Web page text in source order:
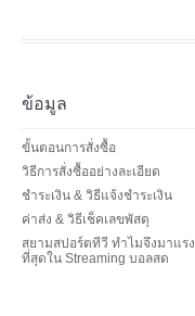
ข้อมูล
ขั้นตอนการสั่งซื้อ
วิธีการสั่งซื้ออย่างละเอียด
ชำระเงิน & วิธีแจ้งชำระเงิน
ค่าส่ง & วิธีเช็คเลขพัสดุ
สยามสปอร์ตทีวี ทำไมจึงมาแรง
ที่สุดใน Streaming บอลสด